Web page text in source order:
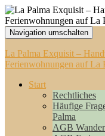
Navigation umschalten
La Palma Exquisit –
Ferienwohnungen auf La
Start
Rechtliches
Häufige
Palma
AGB